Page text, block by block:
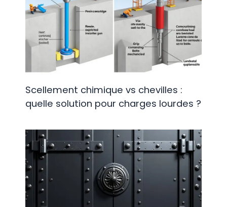
Scellement chimique vs chevilles :
quelle solution pour charges lourdes ?